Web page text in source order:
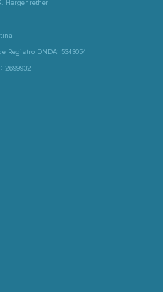
Hergenrether
Registro DNDA: 5343054
2699932